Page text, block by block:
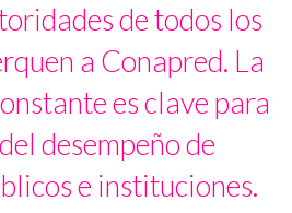
de todos los
a Conapred. La
es clave para
desempeño de
e instituciones.